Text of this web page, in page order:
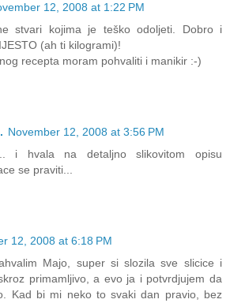
12, 2008 at 1:22 PM
stvari kojima je teško odoljeti. Dobro i
(ah ti kilogrami)!
recepta moram pohvaliti i manikir :-)
November 12, 2008 at 3:56 PM
i hvala na detaljno slikovitom opisu
se praviti...
12, 2008 at 6:18 PM
Majo, super si slozila sve slicice i
primamljivo, a evo ja i potvrdjujem da
Kad bi mi neko to svaki dan pravio, bez